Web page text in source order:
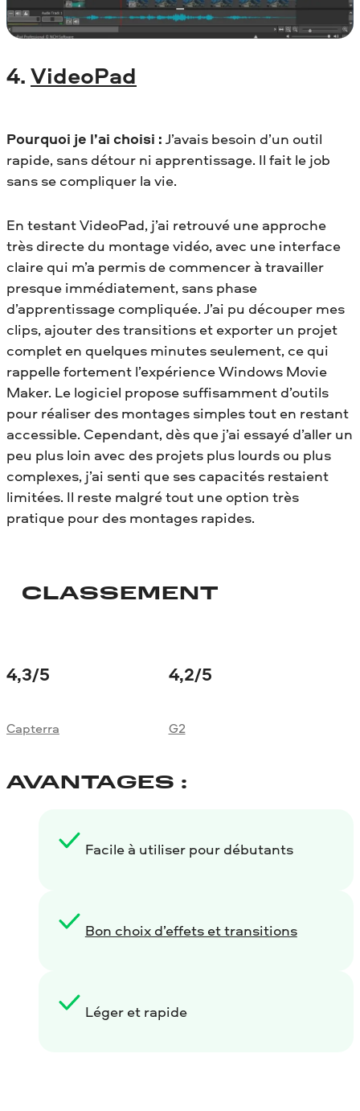
4.VideoPad
Pourquoi je l’ai choisi : J’avais besoin d’un outil
rapide, sans détour ni apprentissage. Il fait le job
sans se compliquer la vie.
En testant VideoPad, j’ai retrouvé une approche
très directe du montage vidéo, avec une interface
claire qui m’a permis de commencer à travailler
presque immédiatement, sans phase
d’apprentissage compliquée. J’ai pu découper mes
clips, ajouter des transitions et exporter un projet
complet en quelques minutes seulement, ce qui
rappelle fortement l’expérience Windows Movie
Maker. Le logiciel propose suffisamment d’outils
pour réaliser des montages simples tout en restant
accessible. Cependant, dès que j’ai essayé d’aller un
peu plus loin avec des projets plus lourds ou plus
complexes, j’ai senti que ses capacités restaient
limitées. Il reste malgré tout une option très
pratique pour des montages rapides.
CLASSEMENT
4,3/5
Capterra
4,2/5
G2
AVANTAGES :
Facile à utiliser pour débutants
Bon choix d’effets et transitions
Léger et rapide